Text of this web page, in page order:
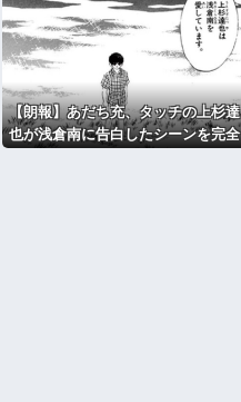
【朗報】あだち充、タッチの上杉達
也が浅倉南に告白したシーンを完全